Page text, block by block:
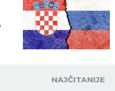
NAJČITANIJE